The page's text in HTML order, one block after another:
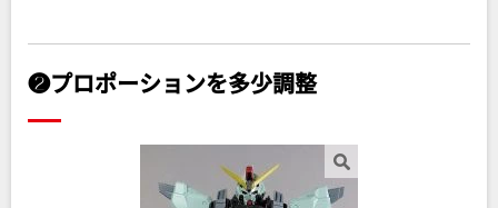
❷プロポーションを多少調整